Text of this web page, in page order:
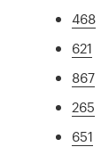
468
621
867
265
651